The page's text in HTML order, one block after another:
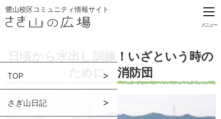
鷺山校区コミュニティ情報サイト
メニュー
TOP
さぎ山日記
日頃から水出し訓練！いざという時の
ために 消防団